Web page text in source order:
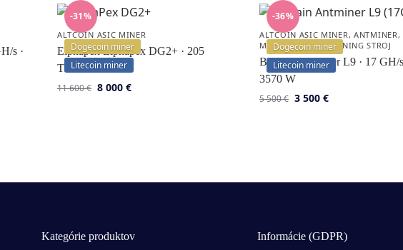
s ·
-31%
Dogecoin miner
Litecoin miner
ALTCOIN ASIC MINER
Elphapex Elphapex DG2+ · 205
TH/s · 3900 W
11 600€ 8 000 €
-36%
Dogecoin miner
Litecoin miner
ALTCOIN ASIC MINER ,ANTMINER ,
MINER - CRYPTO MINING STROJ
Bitmain Antminer L9 · 17 GH/s
3570 W
5 500€ 3 500 €
Kategórie produktov Informácie (GDPR)